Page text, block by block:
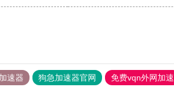
速器 狗急加速器官网 免费vqn外网加速